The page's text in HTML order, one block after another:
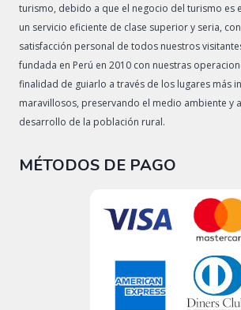
turismo, debido a que el negocio del turismo es
un servicio eficiente de clase superior y seria,
satisfacción personal de todos nuestros
fundada en Perú en 2010 con nuestras
finalidad de guiarlo a través de los lugares más
maravillosos, preservando el medio ambiente y
desarrollo de la población rural.
MÉTODOS DE PAGO